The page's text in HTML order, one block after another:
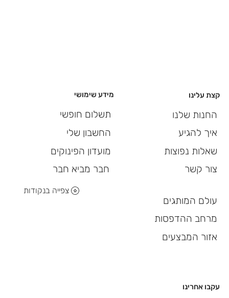
מידע שימושי
תשלום חופשי
החשבון שלי
מועדון הפינוקים
חבר מביא חבר
צפייה בנקודות
עקבו אחרינו
קצת עלינו
החנות שלנו
איך להגיע
שאלות נפוצות
צור קשר
עולם המותגים
מרחב ההדפסות
אזור המבצעים